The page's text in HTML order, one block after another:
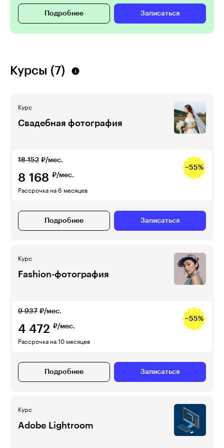
Подробнее Записаться
Курсы (7)
Курс
Свадебная фотография
18 152 ₽/мес.
−55%
8 168 ₽/мес.
Рассрочка на 6 месяцев
Подробнее Записаться
Курс
Fashion-фотография
9 937 ₽/мес.
−55%
4 472 ₽/мес.
Рассрочка на 10 месяцев
Подробнее Записаться
Курс
Adobe Lightroom